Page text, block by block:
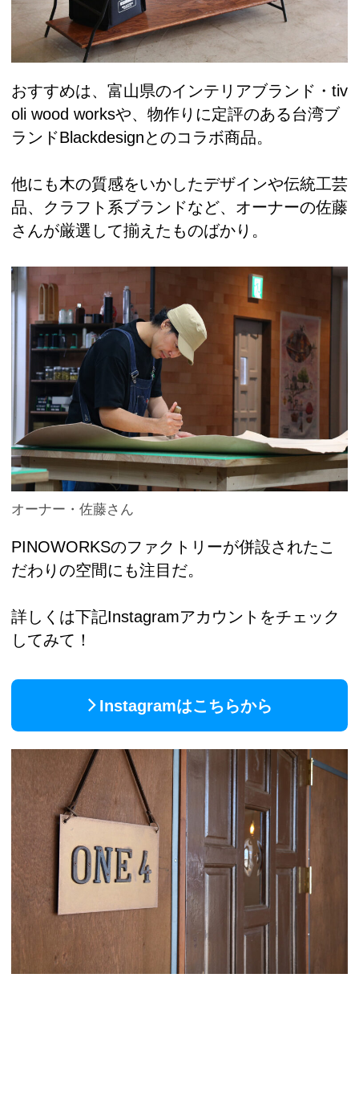
おすすめは、富山県のインテリアブランド・tiv
oli wood worksや、物作りに定評のある台湾ブ
ランドBlackdesignとのコラボ商品。
他にも木の質感をいかしたデザインや伝統工芸
品、クラフト系ブランドなど、オーナーの佐藤
さんが厳選して揃えたものばかり。
オーナー・佐藤さん
PINOWORKSのファクトリーが併設されたこ
だわりの空間にも注目だ。
詳しくは下記Instagramアカウントをチェック
してみて！
Instagramはこちらから